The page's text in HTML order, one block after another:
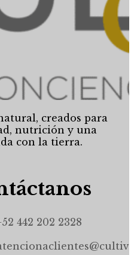
creados para
nutrición y una
con la tierra.
442 202 2328